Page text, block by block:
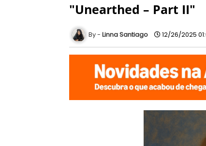
"Unearthed – Part II"
Linna Santiago 12/26/2025